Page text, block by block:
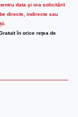
data şi ora solicitării
directe, indirecte sau
în orice reţea de